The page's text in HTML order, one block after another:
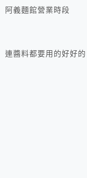
阿義麵館營業時段
連醬料都要用的好好